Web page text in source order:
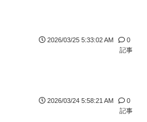
2026/03/25 5:33:02 AM
0
記事
2026/03/24 5:58:21 AM
0
記事